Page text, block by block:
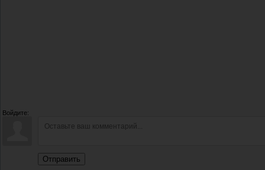
Войдите:
Отправить